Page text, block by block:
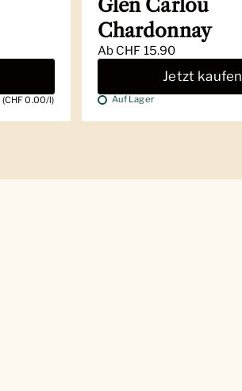
(CHF 0.00/l)
Glen Carlou
Chardonnay
Ab CHF 15.90
Jetzt kaufen
Auf Lager